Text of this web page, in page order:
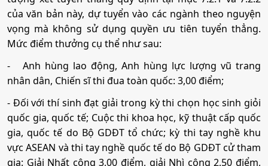
12. Văn hóa học
•Mã ngành:7229040
• Phương thức xét tuyển:Ưu TiênĐGNL HCMĐT THPT
• Tổ hợp:C00; C03; C04; D01; D09; D10; D14; D15;
D65; X70; X74; X78
13. Việt Nam học
của văn bản này, dự tuyển vào các ngành theo nguyện
vọng mà không sử dụng quyền ưu tiên tuyển thẳng.
Mức điểm thưởng cụ thể như sau:
- Anh hùng lao động, Anh hùng lực lượng vũ trang
nhân dân, Chiến sĩ thi đua toàn quốc: 3,00 điểm;
- Đối với thí sinh đạt giải trong kỳ thi chọn học sinh giỏi
quốc gia, quốc tế; Cuộc thi khoa học, kỹ thuật cấp quốc
gia, quốc tế do Bộ GDĐT tổ chức; kỳ thi tay nghề khu
vực ASEAN và thi tay nghề quốc tế do Bộ GDĐT cử tham
gia: Giải Nhất cộng 3,00 điểm, giải Nhì cộng 2,50 điểm,